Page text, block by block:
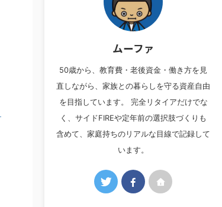
ムーファ
50歳から、教育費・老後資金・働き方を見
直しながら、家族との暮らしを守る資産自由
を目指しています。 完全リタイアだけでな
く、サイドFIREや定年前の選択肢づくりも
含めて、家庭持ちのリアルな目線で記録して
います。